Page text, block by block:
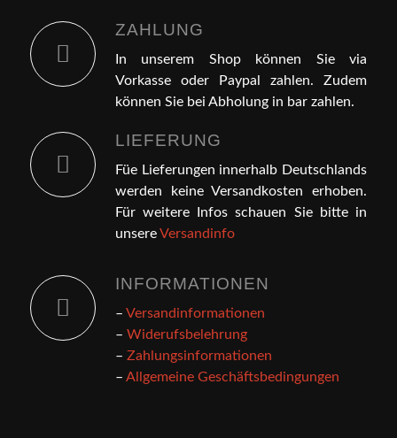
ZAHLUNG
In unserem Shop können Sie via
Vorkasse oder Paypal zahlen. Zudem
können Sie bei Abholung in bar zahlen.
LIEFERUNG
Füe Lieferungen innerhalb Deutschlands
werden keine Versandkosten erhoben.
Für weitere Infos schauen Sie bitte in
unsereVersandinfo
INFORMATIONEN
– Versandinformationen
– Widerufsbelehrung
– Zahlungsinformationen
– Allgemeine Geschäftsbedingungen